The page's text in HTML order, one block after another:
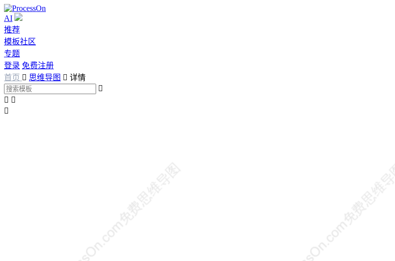
AI
推荐
模板社区
专题
登录 免费注册
首页  思维导图  详情

 
